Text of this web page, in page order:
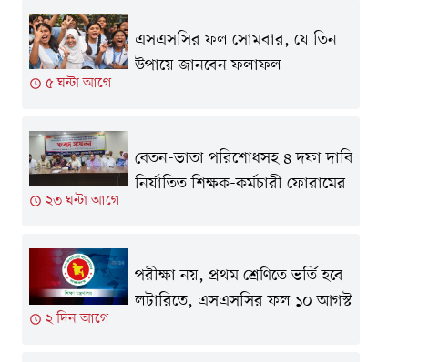
৫ ঘন্টা আগে
এসএসসির ফল সোমবার, যে তিন
উপায়ে জানবেন ফলাফল
২৩ ঘন্টা আগে
বেতন-ভাতা পরিশোধসহ ৪ দফা দাবি
নির্যাতিত শিক্ষক-কর্মচারী ফোরামের
২ দিন আগে
পরীক্ষা নয়, প্রথম শ্রেণিতে ভর্তি হবে
লটারিতে, এসএসসির ফল ১০ আগস্ট